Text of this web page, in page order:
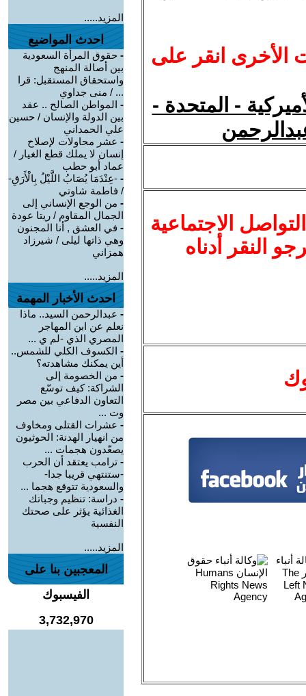
الأخرى انقر على
- المتحدة -
الاجتماعية
النقر أدناه
المزيد.....
احدث المواضيع
- حقوق المرأة السعودية
بين أصالة المنهج
واستحقاق المستقبل: قرا
... / منى جداوي
- المواطن الصالح .. عقد
بين الدولة والإنسان / حسين
علي الحمداني
- عشر محاولات لإصلاح
إنسان لا يملك قطع الغيار /
عماد أبو حطب
- -عِنْدَمَا يُصَابُ اللَّيْلُ بِالْأَرَقِ-
/ فاطمة شاوتي
- من الوجع الإنساني إلى
الجمال المقاوم / ريتا عودة
- في العشق , أنا المجنون
وهي ذاتها ليلى / شيرزاد
همزاني
المزيد.....
احدث الأخبار المهمة
- عبدالرحمن السيد.. ماذا
نعلم عن ابن المهاجر
المصري الذي -لم ي ...
- الكسوف الكلي للشمس..
أين يمكنك مشاهدته؟
- من الخصومة إلى
الشراكة: كيف توسّع
التعاون الدفاعي بين مصر
وت ...
- عشرات القتلى ومخاوف
من انهيار الهدنة: الحوثيون
يصعّدون هجمات ...
- ترامب يعتقد أن الحرب
-ستنتهي قريبا جدا-
والسعودية تتوقع هجما ...
- دراسة: تنظيم وجباتك
الغذائية يؤثر على صحتك
النفسية
المزيد.....
المعجبين بنا على
الفيسبوك
3,732,970